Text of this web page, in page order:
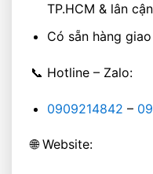
TP.HCM & lân cận
Có sẵn hàng
📞 Hotline – Zalo:
0909214842 –
🌐 Website: